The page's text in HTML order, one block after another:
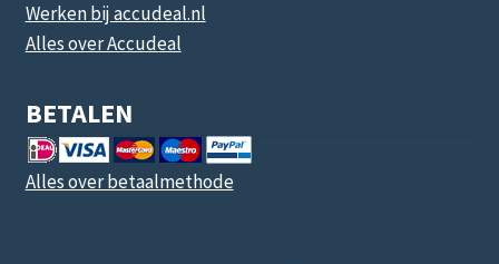
Werken bij accudeal.nl
Alles over Accudeal
BETALEN
Alles over betaalmethode